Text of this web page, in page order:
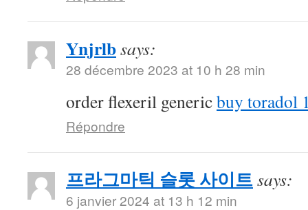
Ynjrlbsays:
28 décembre 2023 at 10 h 28 min
order flexeril genericbuy toradol
Répondre
프라그마틱 슬롯 사이트says:
6 janvier 2024 at 13 h 12 min